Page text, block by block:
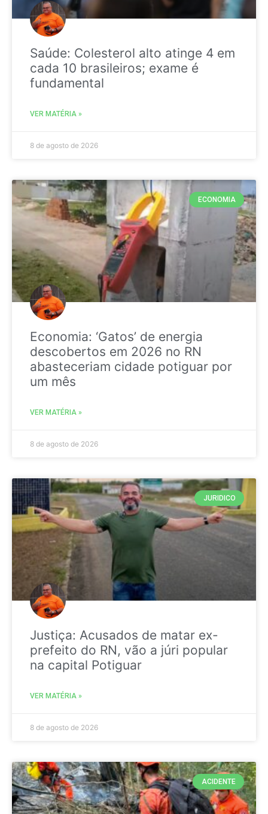
Saúde: Colesterol alto atinge 4 em
cada 10 brasileiros; exame é
fundamental
VER MATÉRIA »
8 de agosto de 2026
ECONOMIA
Economia: ‘Gatos’ de energia
descobertos em 2026 no RN
abasteceriam cidade potiguar por
um mês
VER MATÉRIA »
8 de agosto de 2026
JURIDICO
Justiça: Acusados de matar ex-
prefeito do RN, vão a júri popular
na capital Potiguar
VER MATÉRIA »
8 de agosto de 2026
ACIDENTE